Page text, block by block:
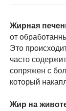
Жирная
от
Это
часто
сопряжен с
который
Жир на